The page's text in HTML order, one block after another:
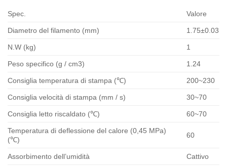
Spec. Valore
Diametro del filamento (mm) 1.75±0.03
N.W (kg) 1
Peso specifico (g / cm3) 1.24
Consiglia temperatura di stampa (℃) 200~230
Consiglia velocità di stampa (mm / s) 30~70
Consiglia letto riscaldato (℃) 60~70
Temperatura di deflessione del calore (0,45 MPa)
(℃)
60
Assorbimento dell’umidità Cattivo